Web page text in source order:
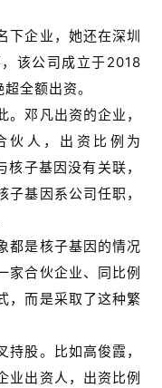
下企业，她还在深圳
该公司成立于2018
全额出资。
邓凡出资的企业，
伙人，出资比例为
子基因没有关联，
基因系公司任职，
都是核子基因的情况
家合伙企业、同比例
，而是采取了这种繁
股。比如高俊霞，
业出资人，出资比例